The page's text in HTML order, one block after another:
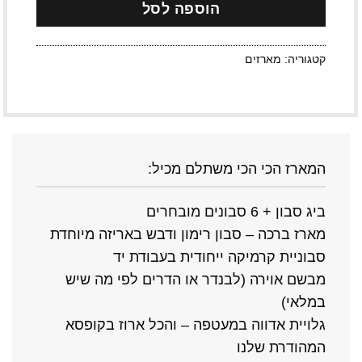
הוספה לסל
קטגוריה: מארזים
המארז הכי הכי משתלם מכיל:
ביג סבון + 6 סבונים מובחרים
מארז ברכה – סבון רימון ודבש באריזה מיוחדת
סבוניית קרמיקה ייחודית בעבודת יד
מבשם אוירה (לבנדר או הדרים לפי מה שיש
במלאי)
גלויית אדווה במעטפה – והכל ארוז בקופסא
המהודרת שלנו